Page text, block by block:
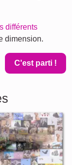
différents
dimension.
C'est parti !